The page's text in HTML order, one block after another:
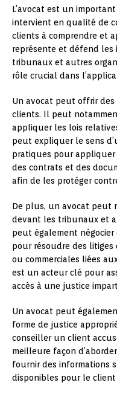
L’avocat est un
intervient en qualité de
clients à comprendre et
représente et défend les
tribunaux et autres
rôle crucial dans
Un avocat peut offrir des
clients. Il peut
appliquer les lois
peut expliquer le sens
pratiques pour
des contrats et des
afin de les protéger
De plus, un avocat peut
devant les tribunaux et
peut également négocier
pour résoudre des
ou commerciales liées
est un acteur clé pour
accès à une justice
Un avocat peut
forme de justice
conseiller un client
meilleure façon
fournir des informations
disponibles pour le